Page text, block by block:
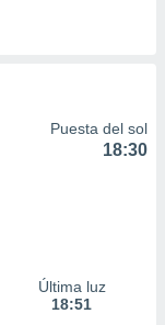
Puesta del sol
18:30
Última luz
18:51